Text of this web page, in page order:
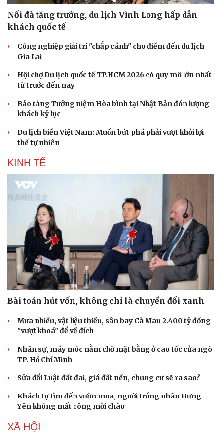
Nối đà tăng trưởng, du lịch Vĩnh Long hấp dẫn
khách quốc tế
Công nghiệp giải trí "chắp cánh" cho điểm đến du lịch
Gia Lai
Hội chợ Du lịch quốc tế TP.HCM 2026 có quy mô lớn nhất
từ trước đến nay
Bảo tàng Tưởng niệm Hòa bình tại Nhật Bản đón lượng
khách kỷ lục
Du lịch biển Việt Nam: Muốn bứt phá phải vượt khỏi lợi
thế tự nhiên
KINH TẾ
Bài toán hút vốn, không chỉ là chuyển đổi xanh
Mưa nhiều, vật liệu thiếu, sân bay Cà Mau 2.400 tỷ đồng
"vượt khoá" để về đích
Nhân sự, máy móc nằm chờ mặt bằng ở cao tốc cửa ngõ
TP. Hồ Chí Minh
Sửa đổi Luật đất đai, giá đất nền, chung cư sẽ ra sao?
Khách tự tìm đến vườn mua, người trồng nhãn Hưng
Yên không mất công mời chào
XÃ HỘI